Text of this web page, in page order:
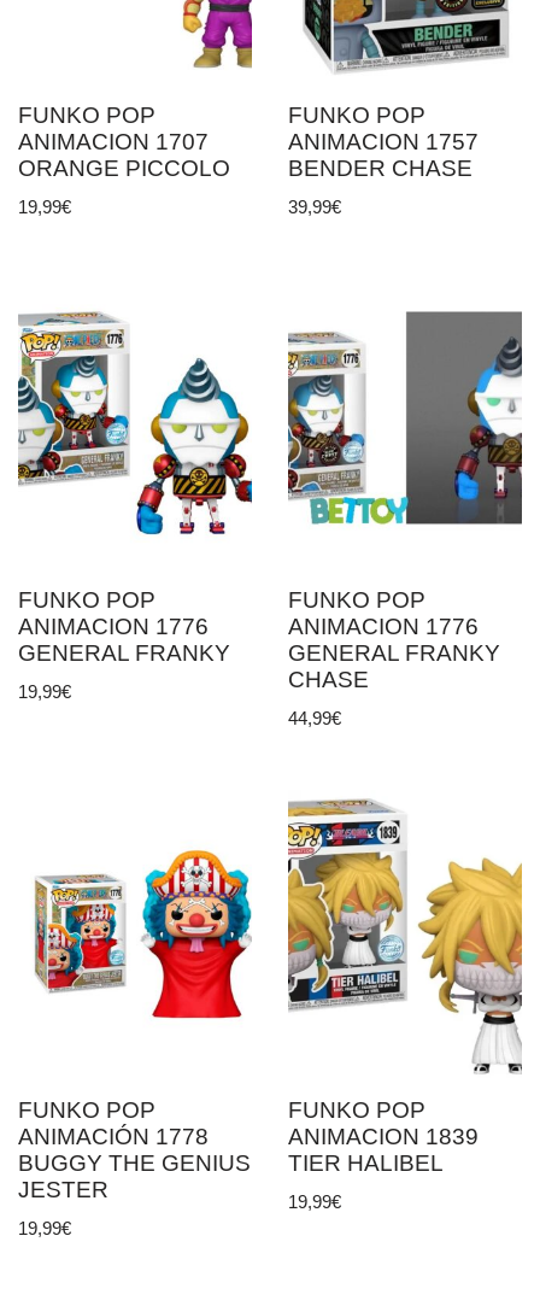
FUNKO POP
ANIMACION 1707
ORANGE PICCOLO
19,99€
FUNKO POP
ANIMACION 1757
BENDER CHASE
39,99€
FUNKO POP
ANIMACION 1776
GENERAL FRANKY
19,99€
FUNKO POP
ANIMACION 1776
GENERAL FRANKY
CHASE
44,99€
FUNKO POP
ANIMACIÓN 1778
BUGGY THE GENIUS
JESTER
19,99€
FUNKO POP
ANIMACION 1839
TIER HALIBEL
19,99€